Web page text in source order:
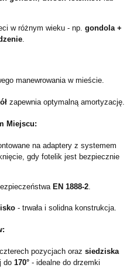
w różnym wieku - np. gondola +
.
manewrowania w mieście.
zapewnia optymalną amortyzację.
Miejscu:
na adaptery z systemem
gdy fotelik jest bezpiecznie
EN 1888-2.
- trwała i solidna konstrukcja.
pozycjach oraz siedziska
do 170° - idealne do drzemki